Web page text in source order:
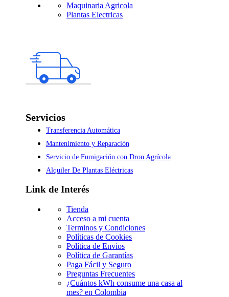
Maquinaria Agricola
Plantas Electricas
Servicios
Transferencia Automática
Mantenimiento y Reparación
Servicio de Fumigación con Dron Agrícola
Alquiler De Plantas Eléctricas
Link de Interés
Tienda
Acceso a mi cuenta
Terminos y Condiciones
Políticas de Cookies
Política de Envíos
Política de Garantías
Paga Fácil y Seguro
Preguntas Frecuentes
¿Cuántos kWh consume una casa al
mes? en Colombia